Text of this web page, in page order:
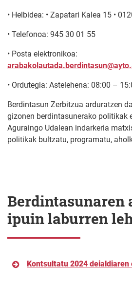
• Helbidea: • Zapatari Kalea 15 •
• Telefonoa: 945 30 01 55
• Posta elektronikoa:
• Ordutegia: Astelehena: 08:00 –
Berdintasun Zerbitzua arduratzen
gizonen berdintasunerako politikak
Aguraingo Udalean indarkeria
politikak bultzatu, programatu,
Berdintasunaren
ipuin laburren
Kontsultatu 2024 deialdiaren